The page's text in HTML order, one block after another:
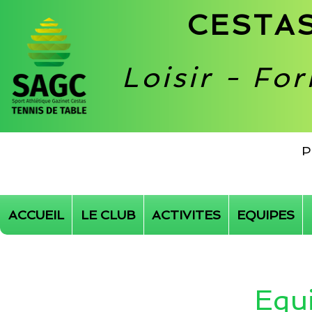
Loisir -
ACCUEIL LE CLUB ACTIVITES EQUIPES